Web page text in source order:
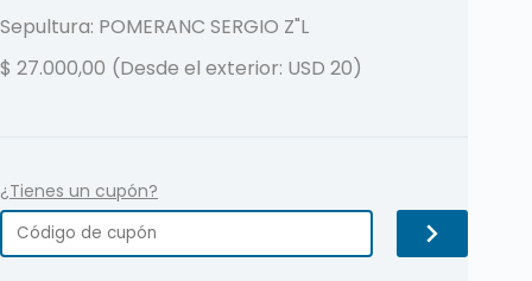
Sepultura: POMERANC SERGIO Z"L
$ 27.000,00 (Desde el exterior: USD 20)
¿Tienes un cupón?